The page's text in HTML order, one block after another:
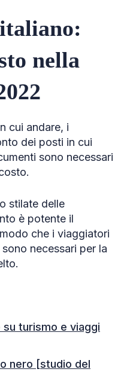
nella
cui andare, i
dei posti in cui
sono necessari
stilate delle
è potente il
che i viaggiatori
necessari per la
su turismo e viaggi
nero [studio del